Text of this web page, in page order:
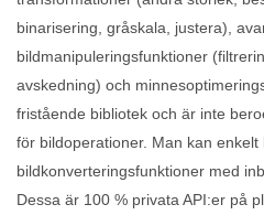
binarisering, gråskala, justera),
bildmanipuleringsfunktioner
avskedning) och
fristående bibliotek och är inte
för bildoperationer. Man kan
bildkonverteringsfunktioner med
Dessa är 100 % privata API:er på